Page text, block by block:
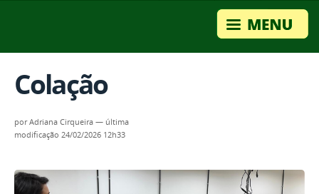
Colação
porAdriana Cirqueira — última
modificação 24/02/2026 12h33